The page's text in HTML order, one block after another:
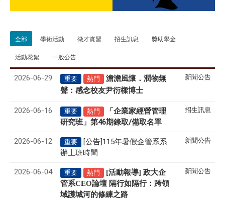
全部 學術活動 徵才實習 招生訊息 獎助學金
活動花絮 一般公告
2026-06-29 重要 熱門
澹澹風懷．潤物無
聲 ： 感念校友尹衍樑博士
新聞公告
2026-06-16 重要 熱門
「企業家經營管理
研究班」第46期錄取/備取名單
招生訊息
2026-06-12 重要
[公告]115年暑假企管系系
辦上班時間
新聞公告
2026-06-04 重要 熱門
[活動報導] 政大企
管系CEO論壇 隔行如隔行：跨領
域護城河的修練之路
新聞公告